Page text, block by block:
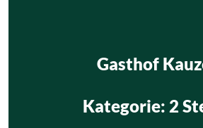
Gasthof
Kategorie: 2